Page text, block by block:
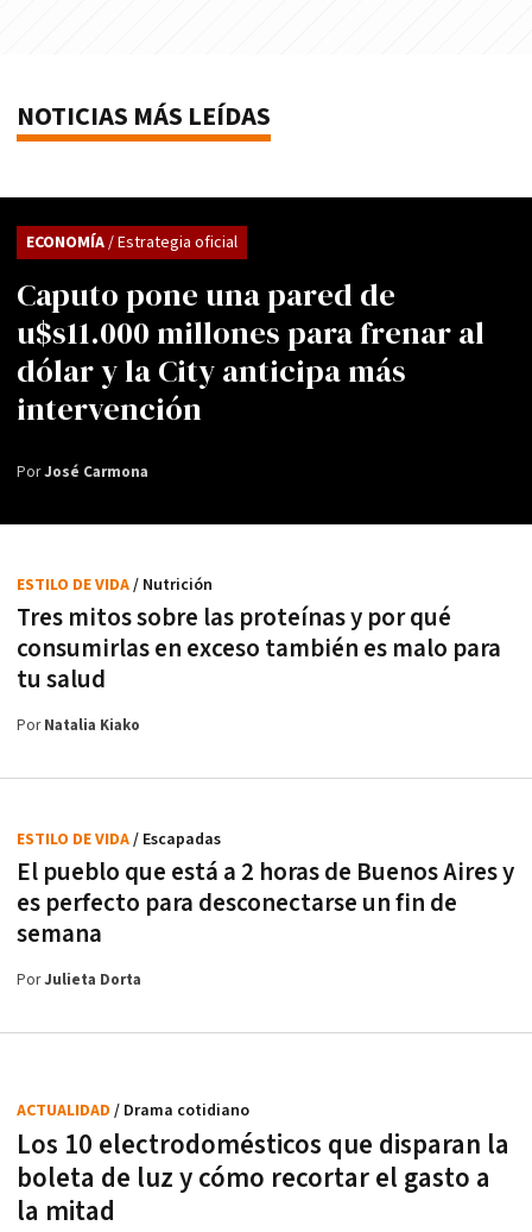
NOTICIAS MÁS LEÍDAS
Caputo pone una pared de
u$s11.000 millones para frenar al
dólar y la City anticipa más
intervención
ECONOMÍA/ Estrategia oficial
PorJosé Carmona
Tres mitos sobre las proteínas y por qué
consumirlas en exceso también es malo para
tu salud
ESTILO DE VIDA/ Nutrición
PorNatalia Kiako
El pueblo que está a 2 horas de Buenos Aires y
es perfecto para desconectarse un fin de
semana
ESTILO DE VIDA/ Escapadas
PorJulieta Dorta
Los 10 electrodomésticos que disparan la
boleta de luz y cómo recortar el gasto a
la mitad
ACTUALIDAD / Drama cotidiano